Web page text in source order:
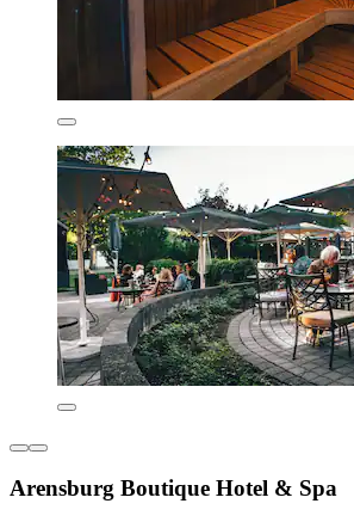
Arensburg Boutique Hotel & Spa